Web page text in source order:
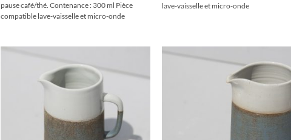
pause café/thé. Contenance : 300 ml Pièce
compatible lave-vaisselle et micro-onde
lave-vaisselle et micro-onde